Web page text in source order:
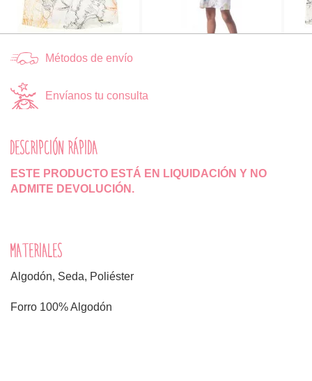
Métodos de envío
Envíanos tu consulta
DESCRIPCIÓN RÁPIDA
ESTE PRODUCTO ESTÁ EN LIQUIDACIÓN Y NO
ADMITE DEVOLUCIÓN.
MATERIALES
Algodón, Seda, Poliéster
Forro 100% Algodón